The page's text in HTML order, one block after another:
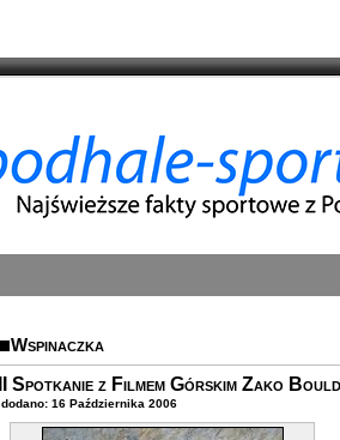
Wspinaczka
II Spotkanie z Filmem Górskim Zako
dodano: 16 Października 2006